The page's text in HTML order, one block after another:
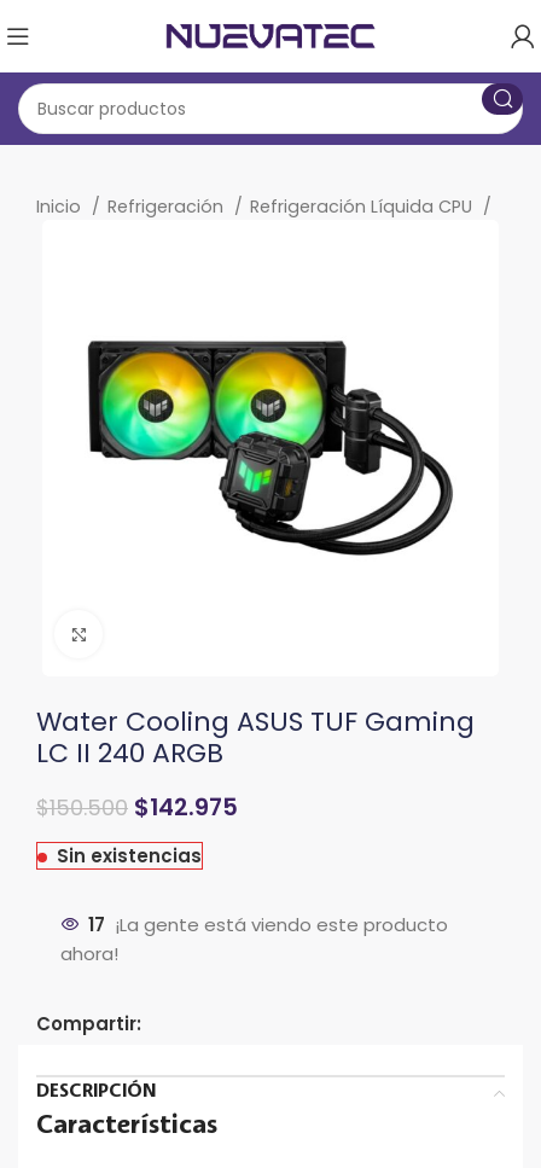
Inicio Refrigeración Refrigeración Líquida CPU
Water Cooling ASUS TUF Gaming
LC II 240 ARGB
$150.500 $142.975
Sin existencias
17 ¡La gente está viendo este producto
ahora!
Compartir:
DESCRIPCIÓN
Características